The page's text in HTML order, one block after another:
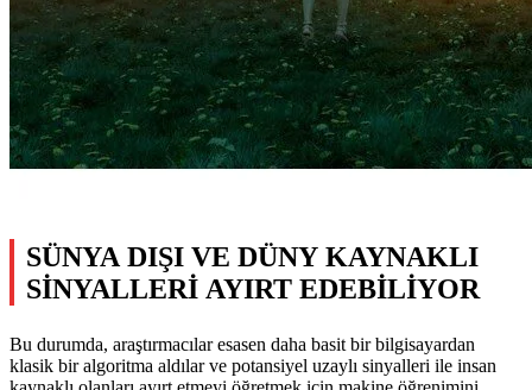
SÜNYA DIŞI VE DÜNY KAYNAKLI
SİNYALLERİ AYIRT EDEBİLİYOR
Bu durumda, araştırmacılar esasen daha basit bir bilgisayardan
klasik bir algoritma aldılar ve potansiyel uzaylı sinyalleri ile insan